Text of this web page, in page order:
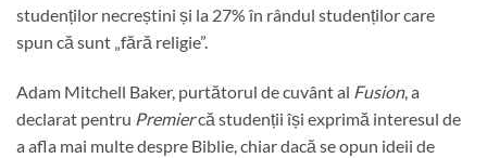
studenților necreștini și la 27% în rândul studenților care
spun că sunt „fără religie”.
Adam Mitchell Baker, purtătorul de cuvânt al Fusion, a
declarat pentru Premiercă studenții își exprimă interesul de
a afla mai multe despre Biblie, chiar dacă se opun ideii de